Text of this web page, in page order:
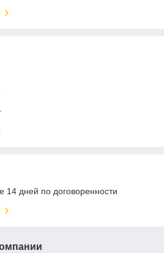
14 дней по договоренности